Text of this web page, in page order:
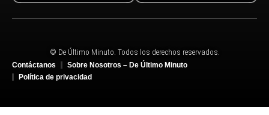
© De Último Minuto. Todos los derechos reservados.
Contáctanos
Sobre Nosotros – De Último Minuto
Política de privacidad